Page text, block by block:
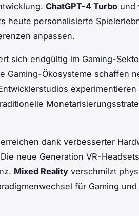
ChatGPT-4 Turbo und
heute personalisierte
anpassen.
sich endgültig im Gaming-
Gaming-Ökosysteme schaffen
dank verbesserter
neue Generation VR-
Mixed Reality verschmilzt
für Gaming